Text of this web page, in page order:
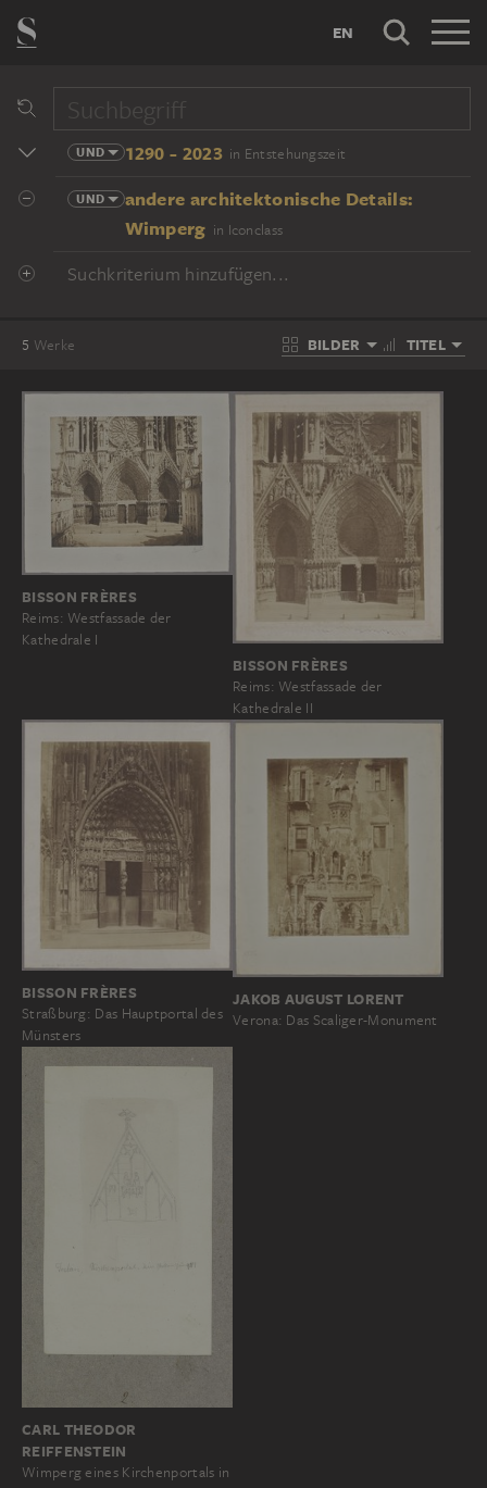
EN
UND 1290 - 2023 in Entstehungszeit
UND
andere architektonische Details:
Wimperg in Iconclass
Suchkriterium hinzufügen...
5 Werke BILDER TITEL
BISSON FRÈRES
Reims: Westfassade der
Kathedrale I
BISSON FRÈRES
Reims: Westfassade der
Kathedrale II
BISSON FRÈRES
Straßburg: Das Hauptportal des
Münsters
JAKOB AUGUST LORENT
Verona: Das Scaliger-Monument
CARL THEODOR
REIFFENSTEIN
Wimperg eines Kirchenportals in